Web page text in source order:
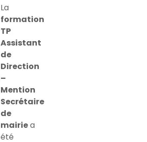
La
formation
TP
Assistant
de
Direction
–
Mention
Secrétaire
de
mairiea
été